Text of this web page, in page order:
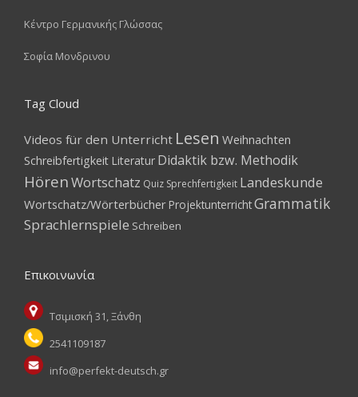
Κέντρο Γερμανικής Γλώσσας
Σοφία Μονδρινου
Tag Cloud
Videos für den Unterricht Lesen Weihnachten
Schreibfertigkeit Literatur Didaktik bzw. Methodik
HörenWortschatz Quiz Sprechfertigkeit Landeskunde
Wortschatz/Wörterbücher ProjektunterrichtGrammatik
Sprachlernspiele Schreiben
Επικοινωνία
Τσιμισκή 31, Ξάνθη
2541109187
info@perfekt-deutsch.gr